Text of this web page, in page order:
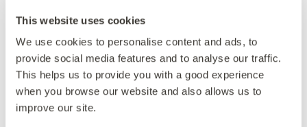
This website uses cookies
We use cookies to personalise content and ads, to
provide social media features and to analyse our traffic.
This helps us to provide you with a good experience
when you browse our website and also allows us to
improve our site.
Nuestro espíritu es combinar la creatividad y la